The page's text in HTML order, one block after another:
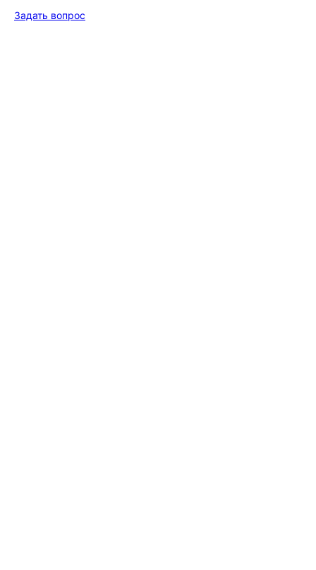
Задать вопрос